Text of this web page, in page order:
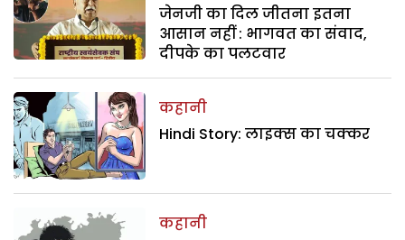
जेनजी का दिल जीतना इतना
आसान नहीं : भागवत का संवाद,
दीपके का पलटवार
कहानी
Hindi Story: लाइक्स का चक्कर
कहानी